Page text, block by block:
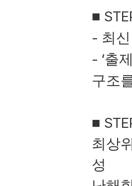
■
- 최
- ‘출
구조
■
최상
성